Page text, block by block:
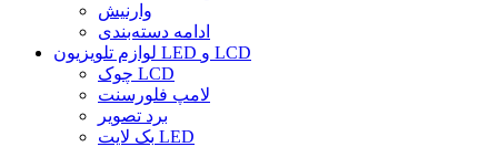
وارنیش
ادامه دسته‌بندی
لوازم تلویزیون LED و LCD
چوک LCD
لامپ فلورسنت
برد تصویر
بک لایت LED